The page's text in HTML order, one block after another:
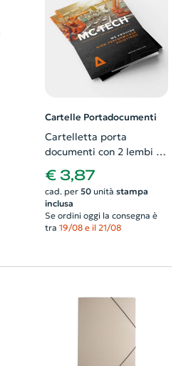
Cartelle Portadocumenti
Cartelletta porta
documenti con 2 lembi e
porta biglietto da visita
€ 3,87
cad. per 50unità stampa
inclusa
Se ordini oggi la consegna è
tra 19/08 e il 21/08